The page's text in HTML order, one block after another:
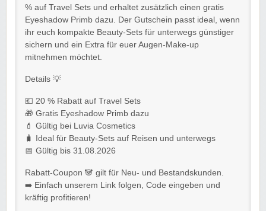
% auf Travel Sets und erhaltet zusätzlich einen gratis
Eyeshadow Primb dazu. Der Gutschein passt ideal, wenn
ihr euch kompakte Beauty-Sets für unterwegs günstiger
sichern und ein Extra für euer Augen-Make-up
mitnehmen möchtet.
Details 💡
💶 20 % Rabatt auf Travel Sets
🎁 Gratis Eyeshadow Primb dazu
💄 Gültig bei Luvia Cosmetics
🧳 Ideal für Beauty-Sets auf Reisen und unterwegs
📅 Gültig bis 31.08.2026
Rabatt-Coupon 🐼 gilt für Neu- und Bestandskunden.
➡️ Einfach unserem Link folgen, Code eingeben und
kräftig profitieren!